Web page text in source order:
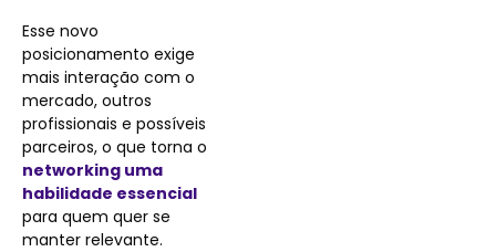
Esse novo
posicionamento exige
mais interação com o
mercado, outros
profissionais e possíveis
parceiros, o que torna o
networking uma
habilidade essencial
para quem quer se
manter relevante.